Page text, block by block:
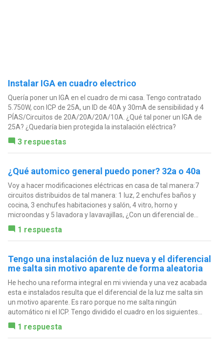
Instalar IGA en cuadro electrico
Quería poner un IGA en el cuadro de mi casa. Tengo contratado
5.750W, con ICP de 25A, un ID de 40A y 30mA de sensibilidad y 4
PÍAS/Circuitos de 20A/20A/20A/10A. ¿Qué tal poner un IGA de
25A? ¿Quedaría bien protegida la instalación eléctrica?
3 respuestas
¿Qué automico general puedo poner? 32a o 40a
Voy a hacer modificaciones eléctricas en casa de tal manera:7
circuitos distribuidos de tal manera: 1 luz, 2 enchufes baños y
cocina, 3 enchufes habitaciones y salón, 4 vitro, horno y
microondas y 5 lavadora y lavavajillas, ¿Con un diferencial de...
1 respuesta
Tengo una instalación de luz nueva y el diferencial
me salta sin motivo aparente de forma aleatoria
He hecho una reforma integral en mi vivienda y una vez acabada
esta e instalados resulta que el diferencial de la luz me salta sin
un motivo aparente. Es raro porque no me salta ningún
automático ni el ICP. Tengo dividido el cuadro en los siguientes...
1 respuesta